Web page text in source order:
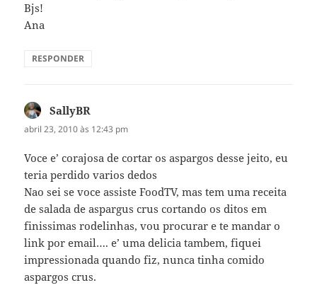
Bjs!
Ana
RESPONDER
SallyBR
abril 23, 2010 às 12:43 pm
Voce e’ corajosa de cortar os aspargos desse jeito, eu
teria perdido varios dedos
Nao sei se voce assiste FoodTV, mas tem uma receita
de salada de aspargus crus cortando os ditos em
finissimas rodelinhas, vou procurar e te mandar o
link por email…. e’ uma delicia tambem, fiquei
impressionada quando fiz, nunca tinha comido
aspargos crus.